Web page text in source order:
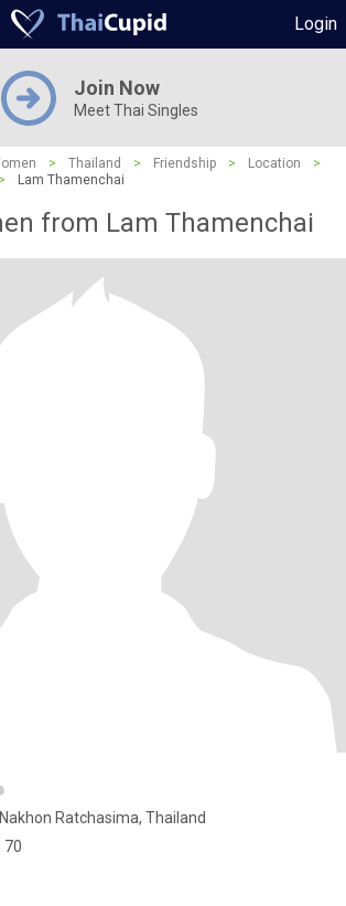
Login
Join Now
Meet Thai Singles
> Thailand > Friendship > Location
>
> Lam Thamenchai
from Lam Thamenchai
Ratchasima, Thailand
70